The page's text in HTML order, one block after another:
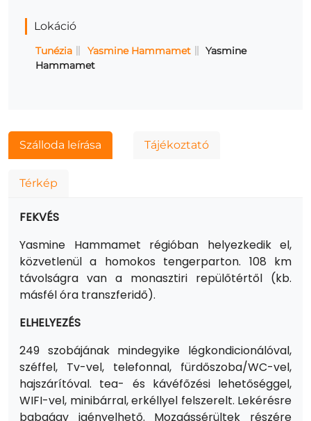
Lokáció
Tunézia Yasmine Hammamet
Hammamet
Szálloda leírása Tájékoztató
Térkép
FEKVÉS
Yasmine Hammamet régióban helyezkedik el,
közvetlenül a homokos tengerparton. 108 km
távolságra van a monasztiri repülőtértől (kb.
másfél óra transzferidő).
ELHELYEZÉS
249 szobájának mindegyike légkondicionálóval,
széffel, Tv-vel, telefonnal, fürdőszoba/WC-vel,
hajszárítóval. tea- és kávéfőzési lehetőséggel,
WIFI-vel, minibárral, erkéllyel felszerelt. Lekérésre
babaágy igényelhető. Mozgássérültek részére